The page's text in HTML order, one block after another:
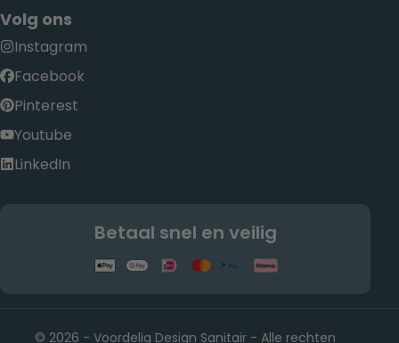
Volg ons
Instagram
Facebook
Pinterest
Youtube
LinkedIn
Betaal snel en veilig
© 2026 - Voordelig Design Sanitair - Alle rechten